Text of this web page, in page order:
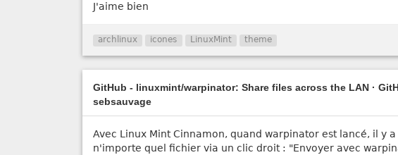
J'aime bien
archlinux icones LinuxMint theme
GitHub - linuxmint/warpinator: Share files across the LAN ·
sebsauvage
Avec Linux Mint Cinnamon, quand warpinator est lancé, il y
n'importe quel fichier via un clic droit : "Envoyer avec